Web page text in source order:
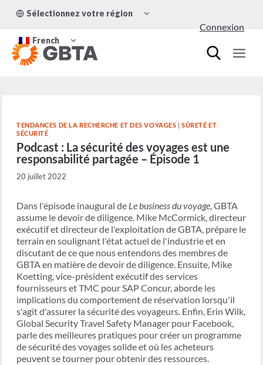
Sélectionnez votre région
LE
French
LE
MENU
ENFANT
Connexion
TENDANCES DE LA RECHERCHE ET DES VOYAGES |SÛRETÉ ET
SÉCURITÉ
Podcast : La sécurité des voyages est une
responsabilité partagée – Épisode 1
20 juillet 2022
Dans l'épisode inaugural de Le business du voyage, GBTA
assume le devoir de diligence. Mike McCormick, directeur
exécutif et directeur de l'exploitation de GBTA, prépare le
terrain en soulignant l'état actuel de l'industrie et en
discutant de ce que nous entendons des membres de
GBTA en matière de devoir de diligence. Ensuite, Mike
Koetting, vice-président exécutif des services
fournisseurs et TMC pour SAP Concur, aborde les
implications du comportement de réservation lorsqu'il
s'agit d'assurer la sécurité des voyageurs. Enfin, Erin Wilk,
Global Security Travel Safety Manager pour Facebook,
parle des meilleures pratiques pour créer un programme
de sécurité des voyages solide et où les acheteurs
peuvent se tourner pour obtenir des ressources.